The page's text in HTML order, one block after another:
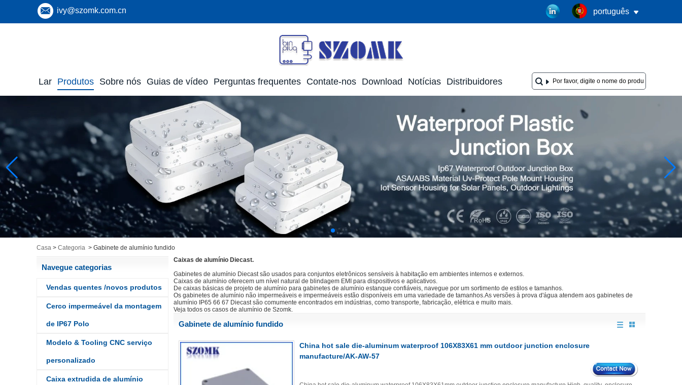
ivy@szomk.com.cn português
Lar Produtos Sobre nós Guias de vídeo Perguntas frequentes Contate-nos Download Notícias Distribuidores
Casa > Categoria > Gabinete de alumínio fundido
Navegue categorias
Vendas quentes /novos produtos
Cerco impermeável da montagem
de IP67 Polo
Modelo & Tooling CNC serviço
personalizado
Caixa extrudida de alumínio
Caixas de alumínio Diecast.
Gabinetes de alumínio Diecast são usados para conjuntos eletrônicos sensíveis à habitação em ambientes internos e externos.
Caixas de alumínio oferecem um nível natural de blindagem EMI para dispositivos e aplicativos.
De caixas básicas de projeto de alumínio para gabinetes de alumínio estanque confiáveis, navegue por um sortimento de estilos e tamanhos.
Os gabinetes de alumínio não impermeáveis e impermeáveis estão disponíveis em uma variedade de tamanhos.As versões à prova d'água atendem aos gabinetes de
alumínio IP65 66 67 Diecast são comumente encontrados em indústrias, como transporte, fabricação, elétrica e muito mais.
Veja todos os casos de alumínio de Szomk.
Gabinete de alumínio fundido
China hot sale die-aluminum waterproof 106X83X61 mm outdoor junction enclosure
manufacture/AK-AW-57